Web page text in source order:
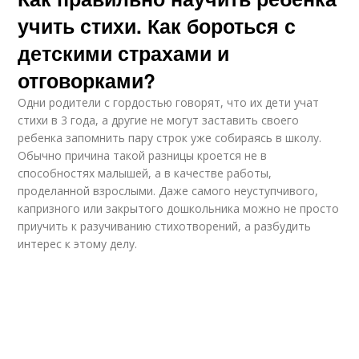
учить стихи. Как бороться с
детскими страхами и
отговорками?
Одни родители с гордостью говорят, что их дети учат
стихи в 3 года, а другие не могут заставить своего
ребенка запомнить пару строк уже собираясь в школу.
Обычно причина такой разницы кроется не в
способностях малышей, а в качестве работы,
проделанной взрослыми. Даже самого неуступчивого,
капризного или закрытого дошкольника можно не просто
приучить к разучиванию стихотворений, а разбудить
интерес к этому делу.